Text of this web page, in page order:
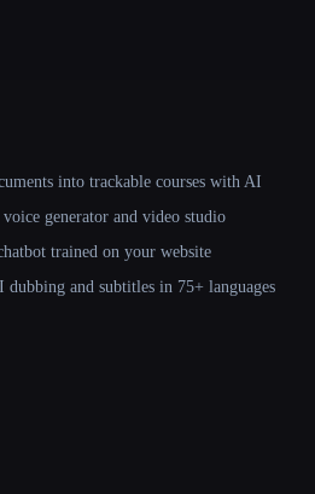
into trackable courses with AI
generator and video studio
trained on your website
and subtitles in 75+ languages